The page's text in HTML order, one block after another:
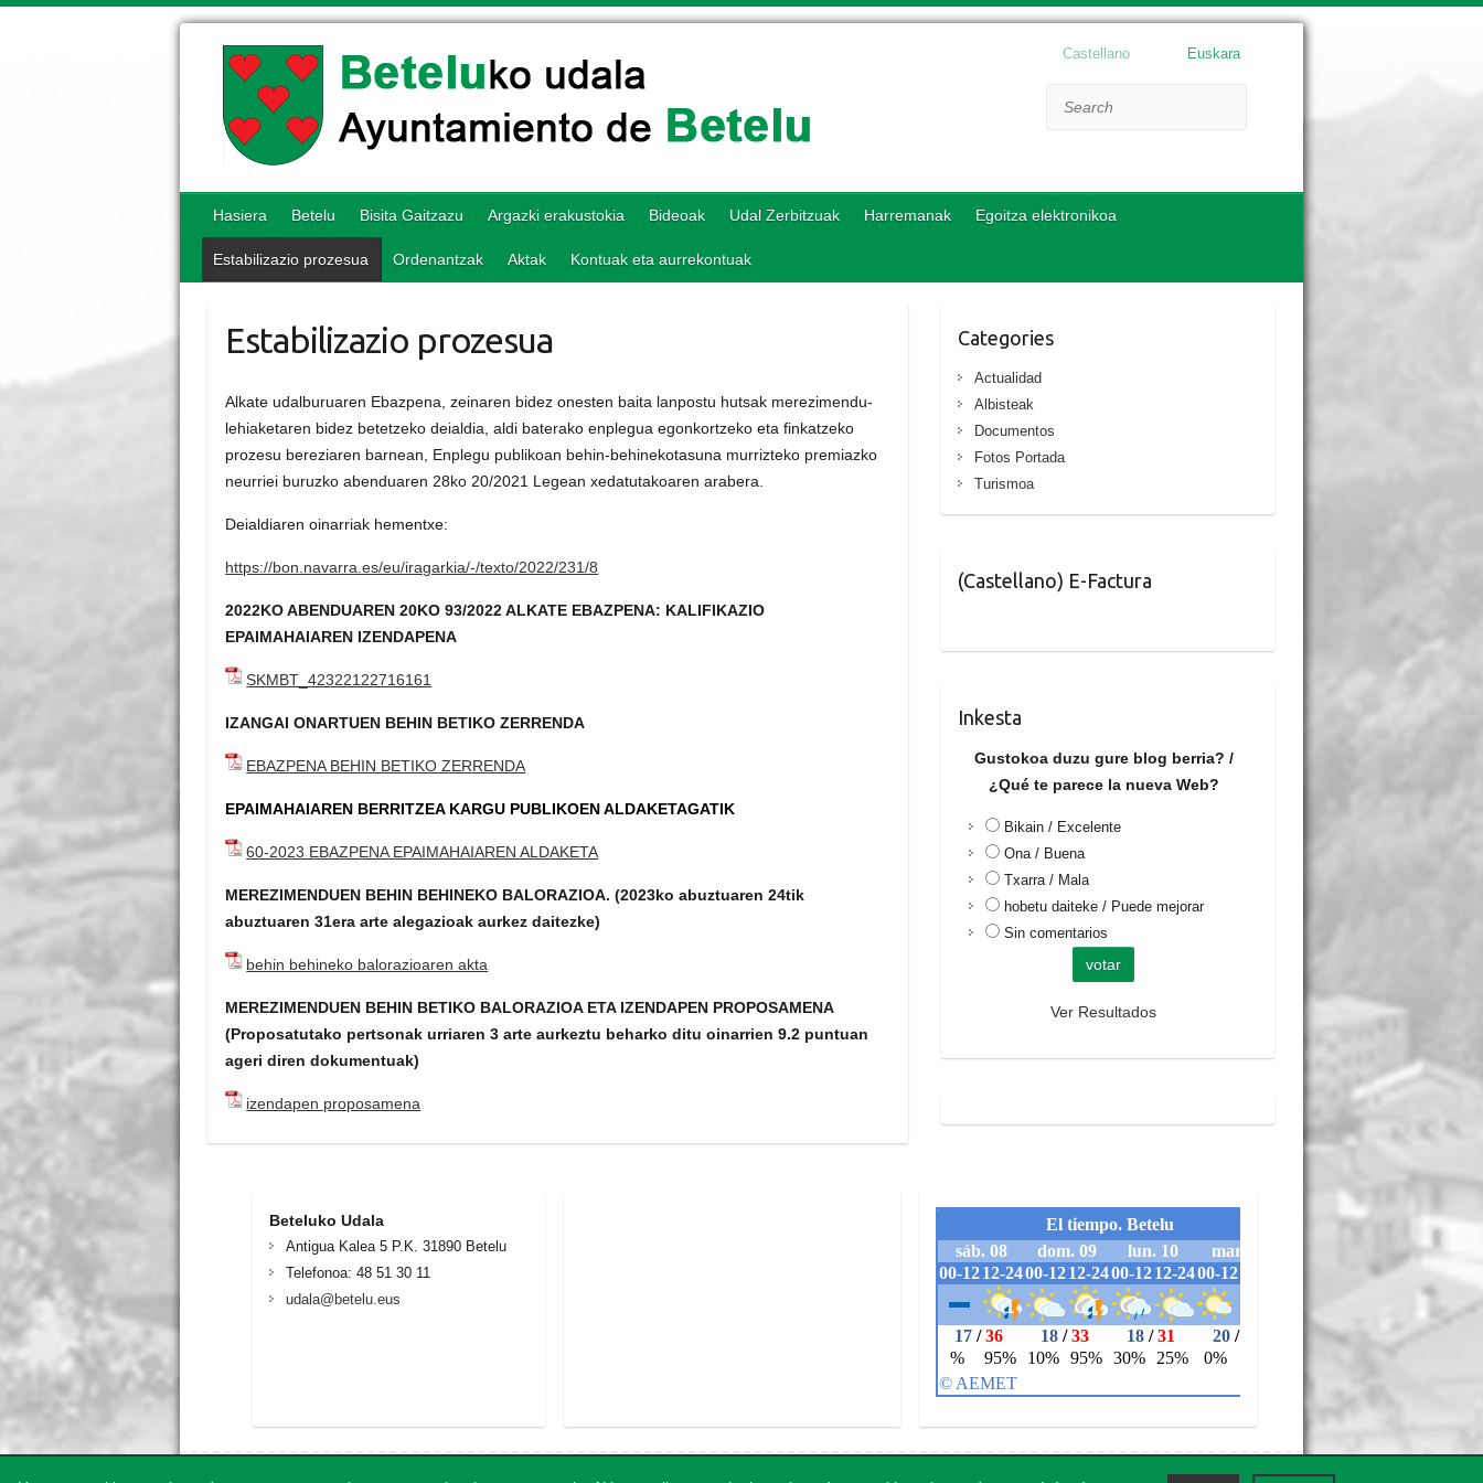
Castellano Euskara
Hasiera Betelu Bisita Gaitzazu Argazki erakustokia Bideoak Udal Zerbitzuak Harremanak Egoitza elektronikoa
Estabilizazio prozesua Ordenantzak Aktak Kontuak eta aurrekontuak
Estabilizazio prozesua
Alkate udalburuaren Ebazpena, zeinaren bidez onesten baita lanpostu hutsak merezimendu-
lehiaketaren bidez betetzeko deialdia, aldi baterako enplegua egonkortzeko eta finkatzeko
prozesu bereziaren barnean, Enplegu publikoan behin-behinekotasuna murrizteko premiazko
neurriei buruzko abenduaren 28ko 20/2021 Legean xedatutakoaren arabera.
Deialdiaren oinarriak hementxe:
https://bon.navarra.es/eu/iragarkia/-/texto/2022/231/8
2022KO ABENDUAREN 20KO 93/2022 ALKATE EBAZPENA: KALIFIKAZIO
EPAIMAHAIAREN IZENDAPENA
SKMBT_42322122716161
IZANGAI ONARTUEN BEHIN BETIKO ZERRENDA
EBAZPENA BEHIN BETIKO ZERRENDA
EPAIMAHAIAREN BERRITZEA KARGU PUBLIKOEN ALDAKETAGATIK
60-2023 EBAZPENA EPAIMAHAIAREN ALDAKETA
MEREZIMENDUEN BEHIN BEHINEKO BALORAZIOA. (2023ko abuztuaren 24tik
abuztuaren 31era arte alegazioak aurkez daitezke)
behin behineko balorazioaren akta
MEREZIMENDUEN BEHIN BETIKO BALORAZIOA ETA IZENDAPEN PROPOSAMENA
(Proposatutako pertsonak urriaren 3 arte aurkeztu beharko ditu oinarrien 9.2 puntuan
ageri diren dokumentuak)
izendapen proposamena
Categories
Actualidad
Albisteak
Documentos
Fotos Portada
Turismoa
(Castellano) E-Factura
Inkesta
Gustokoa duzu gure blog berria? /
¿Qué te parece la nueva Web?
Bikain / Excelente
Ona / Buena
Txarra / Mala
hobetu daiteke / Puede mejorar
Sin comentarios
Ver Resultados
Beteluko Udala
Antigua Kalea 5 P.K. 31890 Betelu
Telefonoa: 48 51 30 11
udala@betelu.eus